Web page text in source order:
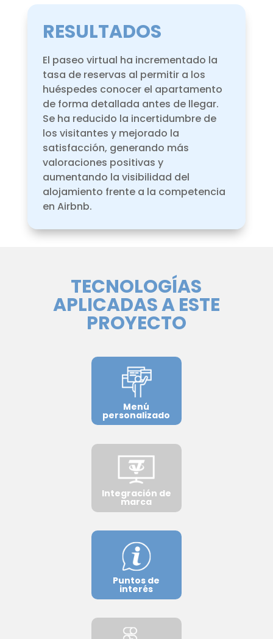
RESULTADOS
El paseo virtual ha incrementado la
tasa de reservas al permitir a los
huéspedes conocer el apartamento
de forma detallada antes de llegar.
Se ha reducido la incertidumbre de
los visitantes y mejorado la
satisfacción, generando más
valoraciones positivas y
aumentando la visibilidad del
alojamiento frente a la competencia
en Airbnb.
TECNOLOGÍAS
APLICADAS A ESTE
PROYECTO
Menú
personalizado
Integración de
marca
Puntos de
interés